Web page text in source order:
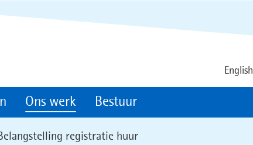
naar
English
Ons werk Bestuur
registratie huur